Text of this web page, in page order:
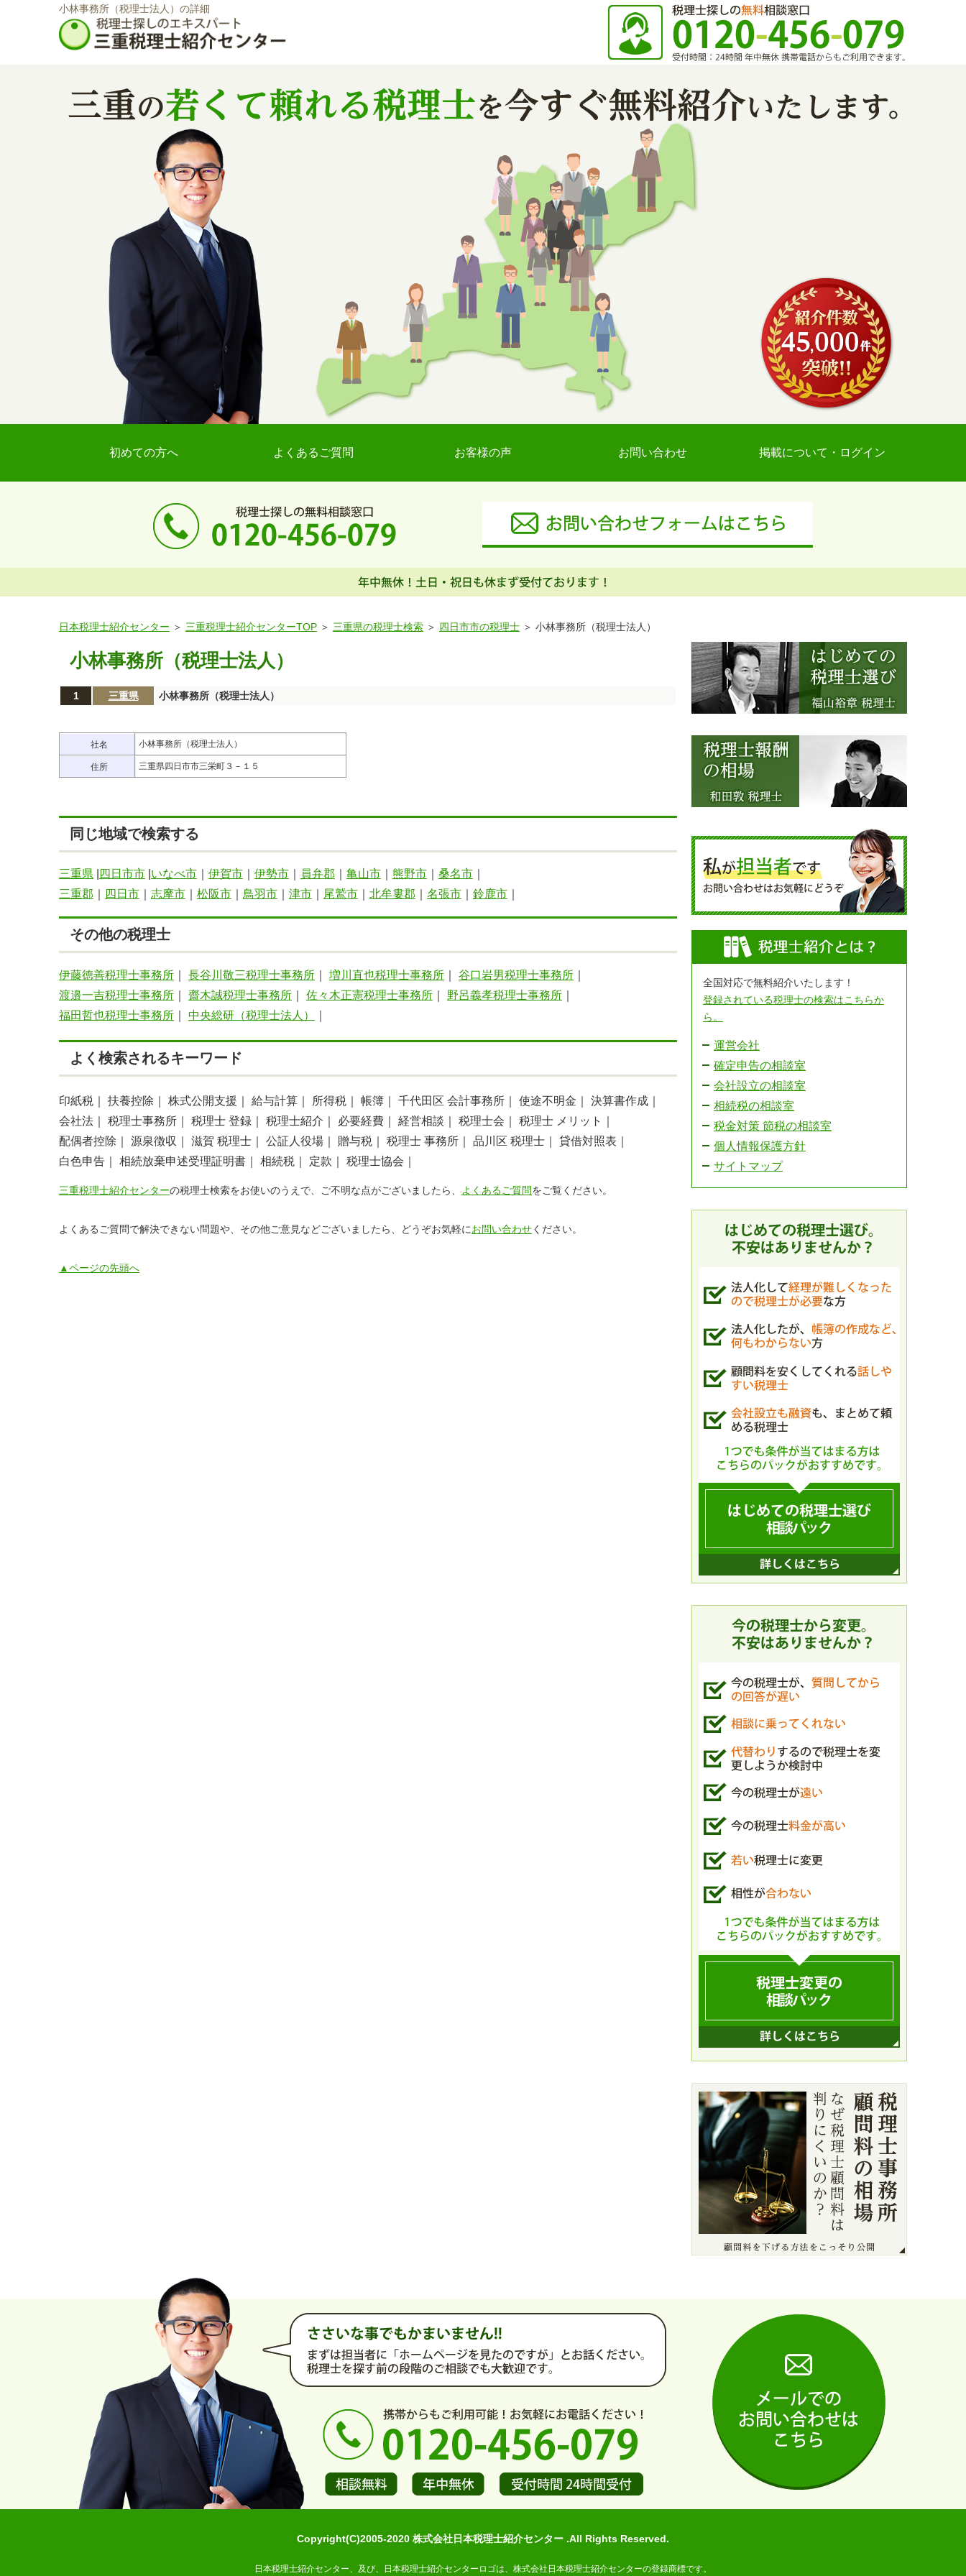
小林事務所（税理士法人）の詳細
初めての方へ よくあるご質問 お客様の声 お問い合わせ 掲載について・ログイン
日本税理士紹介センター 三重税理士紹介センターTOP 三重県の税理士検索 四日市市の税理士 小林事務所（税理士法人）
小林事務所（税理士法人）
1 三重県 小林事務所（税理士法人）
社名 小林事務所（税理士法人）
住所 三重県四日市市三栄町３－１５
同じ地域で検索する
三重県 四日市市 いなべ市 伊賀市 伊勢市 員弁郡 亀山市 熊野市 桑名市
三重郡
四日市 志摩市 松阪市 鳥羽市 津市 尾鷲市 北牟婁郡 名張市 鈴鹿市
その他の税理士
伊藤徳善税理士事務所 長谷川敬三税理士事務所 増川直也税理士事務所 谷口岩男税理士事務所
渡邉一吉税理士事務所
齋木誠税理士事務所 佐々木正憲税理士事務所 野呂義孝税理士事務所
福田哲也税理士事務所
中央総研（税理士法人）
よく検索されるキーワード
印紙税｜ 扶養控除｜ 株式公開支援｜ 給与計算｜ 所得税｜ 帳簿｜ 千代田区 会計事務所｜ 使途不明金｜
決算書作成｜
会社法｜
税理士事務所｜ 税理士 登録｜ 税理士紹介｜ 必要経費｜ 経営相談｜ 税理士会｜
税理士 メリット｜
配偶者控除｜
源泉徴収｜ 滋賀 税理士｜ 公証人役場｜ 贈与税｜ 税理士 事務所｜ 品川区 税理士｜
貸借対照表｜
白色申告｜
相続放棄申述受理証明書｜ 相続税｜ 定款｜ 税理士協会｜
三重税理士紹介センターの税理士検索をお使いのうえで、ご不明な点がございましたら、 よくあるご質問をご覧ください。
よくあるご質問で解決できない問題や、その他ご意見などございましたら、どうぞお気軽にお問い合わせください。
▲ページの先頭へ
全国対応で無料紹介いたします！
登録されている税理士の検索はこちらか
ら。
運営会社
確定申告の相談室
会社設立の相談室
相続税の相談室
税金対策 節税の相談室
個人情報保護方針
サイトマップ
Copyright(C)2005-2020 株式会社日本税理士紹介センター .All Rights Reserved.
日本税理士紹介センター、及び、日本税理士紹介センターロゴは、株式会社日本税理士紹介センターの登録商標です。